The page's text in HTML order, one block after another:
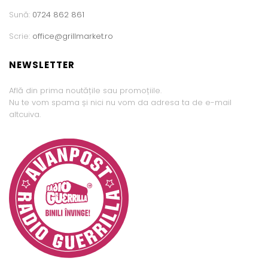
Sună: 0724 862 861
Scrie: office@grillmarket.ro
NEWSLETTER
Află din prima noutățile sau promoțiile.
Nu te vom spama și nici nu vom da adresa ta de e-mail
altcuiva.